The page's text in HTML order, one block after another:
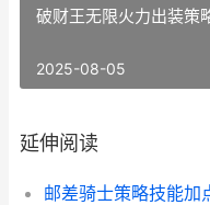
破财王无限火力出装策
2025-08-05
延伸阅读
邮差骑士策略技能加